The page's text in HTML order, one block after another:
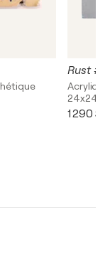
Rust #4
24x24in
1 290